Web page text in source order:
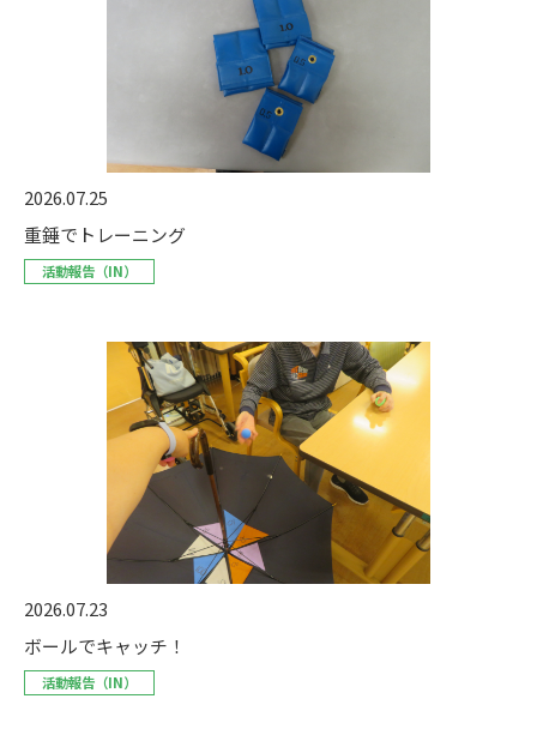
2026.07.25
重錘でトレーニング
活動報告（IN）
2026.07.23
ボールでキャッチ！
活動報告（IN）